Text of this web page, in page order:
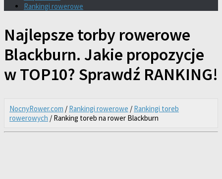
Rankingi rowerowe
Najlepsze torby rowerowe
Blackburn. Jakie propozycje
w TOP10? Sprawdź RANKING!
NocnyRower.com / Rankingi rowerowe / Rankingi toreb
rowerowych / Ranking toreb na rower Blackburn